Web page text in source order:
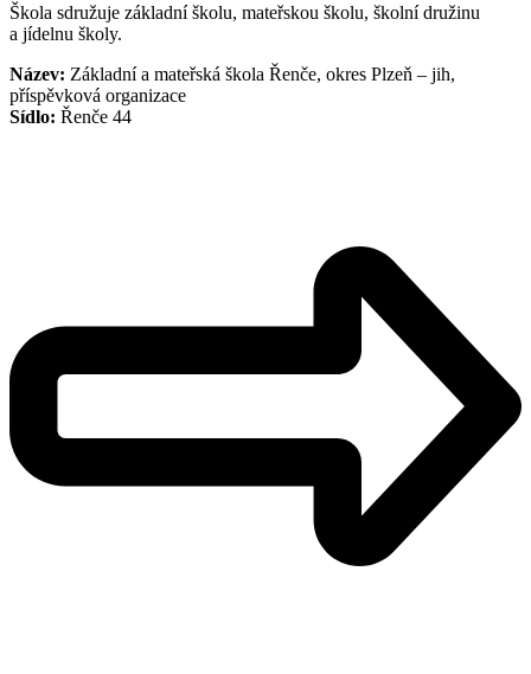
Škola sdružuje základní školu, mateřskou školu, školní družinu
a jídelnu školy.
Název: Základní a mateřská škola Řenče, okres Plzeň – jih,
příspěvková organizace
Sídlo: Řenče 44